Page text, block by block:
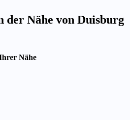
der Nähe von Duisburg
Nähe